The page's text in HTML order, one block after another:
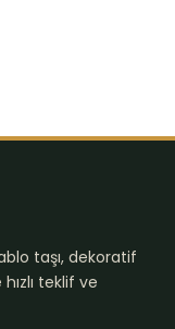
taşı, dekoratif
teklif ve